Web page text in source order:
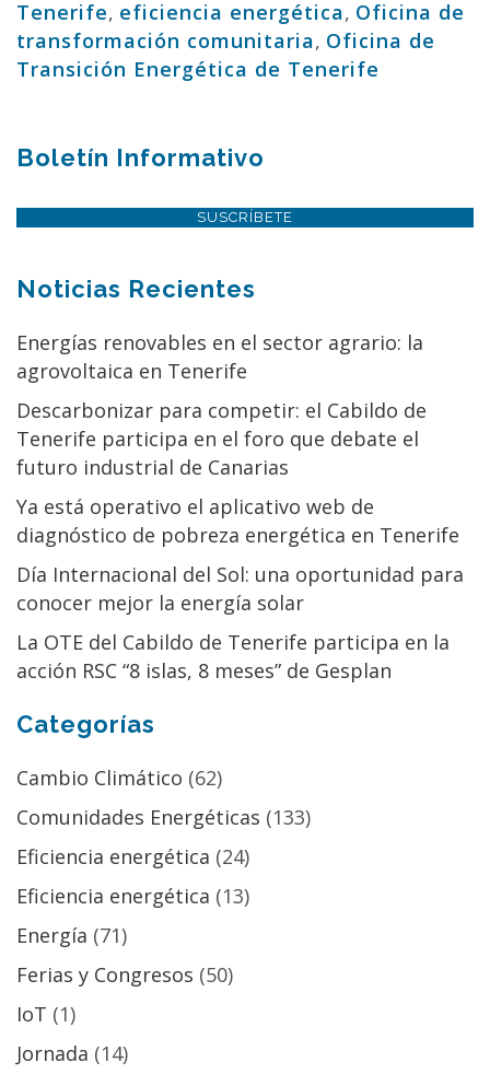
Tenerife, eficiencia energética, Oficina de
transformación comunitaria, Oficina de
Transición Energética de Tenerife
Boletín Informativo
SUSCRÍBETE
Noticias Recientes
Energías renovables en el sector agrario: la
agrovoltaica en Tenerife
Descarbonizar para competir: el Cabildo de
Tenerife participa en el foro que debate el
futuro industrial de Canarias
Ya está operativo el aplicativo web de
diagnóstico de pobreza energética en Tenerife
Día Internacional del Sol: una oportunidad para
conocer mejor la energía solar
La OTE del Cabildo de Tenerife participa en la
acción RSC “8 islas, 8 meses” de Gesplan
Categorías
Cambio Climático (62)
Comunidades Energéticas (133)
Eficiencia energética (24)
Eficiencia energética (13)
Energía (71)
Ferias y Congresos (50)
IoT (1)
Jornada (14)